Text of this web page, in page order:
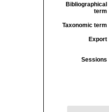
Bibliographical
term
Taxonomic term
Export
Sessions